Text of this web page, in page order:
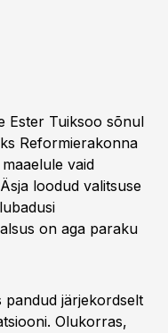
Ester Tuiksoo sõnul
Reformierakonna
vaid
loodud valitsuse
on aga paraku
järjekordselt
Olukorras,